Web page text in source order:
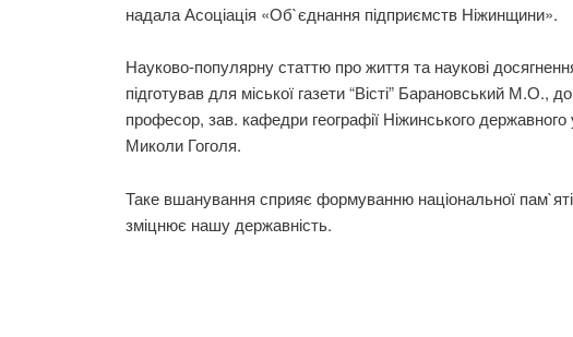
надала Асоціація «Об`єднання підприємств Ніжинщини».
Науково-популярну статтю про життя та наукові
підготував для міської газети “Вісті” Барановський М.О.,
професор, зав. кафедри географії Ніжинського державного
Миколи Гоголя.
Таке вшанування сприяє формуванню національної
зміцнює нашу державність.